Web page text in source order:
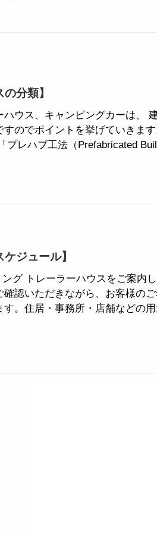
分類】
ハウス、キャンピングカーは、
のでポイントを挙げていきま
プレハブ工法（Prefabricated
ジュール】
グ トレーラーハウスをご案内
認いただきながら、お客様の
。住居・事務所・店舗などの